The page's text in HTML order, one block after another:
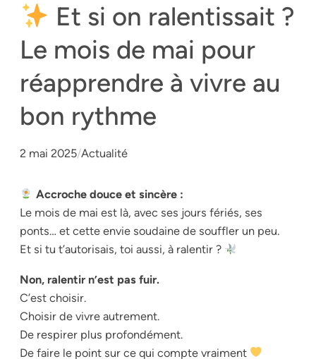
Et si on ralentissait ?
Le mois de mai pour
réapprendre à vivre au
bon rythme
2 mai 2025/Actualité
Accroche douce et sincère :
Le mois de mai est là, avec ses jours fériés, ses
ponts… et cette envie soudaine de souffler un peu.
Et si tu t’autorisais, toi aussi, à ralentir ?
Non, ralentir n’est pas fuir.
C’est choisir.
Choisir de vivre autrement.
De respirer plus profondément.
De faire le point sur ce qui compte vraiment